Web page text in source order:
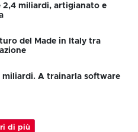
2,4 miliardi, artigianato e
del Made in Italy tra
miliardi. A trainarla software
di più